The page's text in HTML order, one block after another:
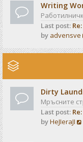
w
t
h
e
l
t
p
o
s
Writing
Last post:
by advensve
Dirty
Мръсните
Last post:
byHeJIeraJI